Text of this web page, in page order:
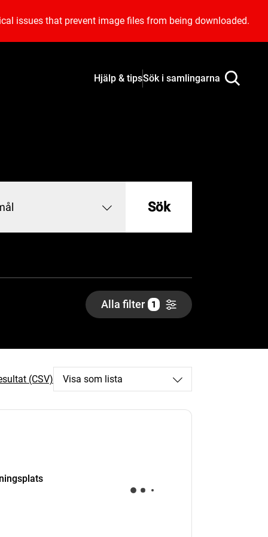
issues that prevent image files from being downloaded.
Hjälp & tipsSök i samlingarna
Sök
Alla filter 1
(CSV) Visa som lista